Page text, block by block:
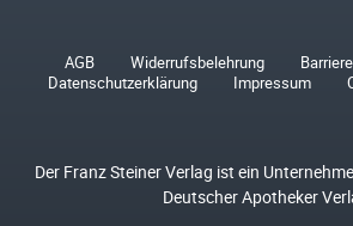
AGB Widerrufsbelehrung
Datenschutzerklärung
Impressum
Der Franz Steiner Verlag ist ein
Deutscher Apotheker